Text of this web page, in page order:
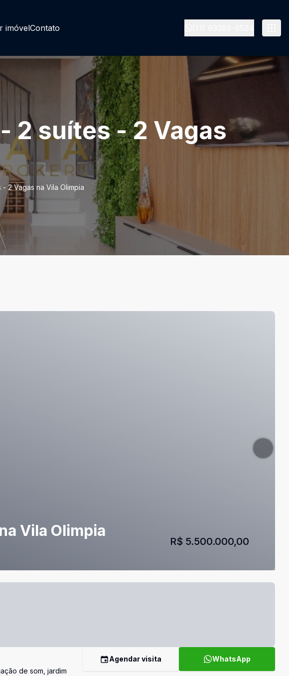
imóvelContato
2 suítes - 2 Vagas
2 Vagas na Vila Olimpia
Vila Olimpia
R$ 5.500.000,00
de som, jardim
Agendar visita WhatsApp